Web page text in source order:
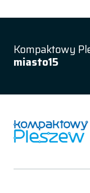
Kompaktowy
miasto15